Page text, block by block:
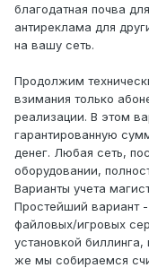
благодатная почва
антиреклама для
на вашу сеть.
Продолжим
взимания только
реализации. В этом
гарантированную
денег. Любая сеть,
оборудовании,
Варианты учета
Простейший вариант
файловых/игровых
установкой биллинга,
же мы собираемся